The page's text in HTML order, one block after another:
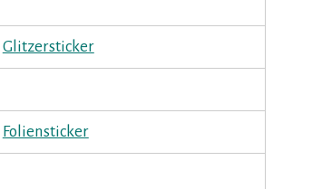
Glitzersticker
Foliensticker